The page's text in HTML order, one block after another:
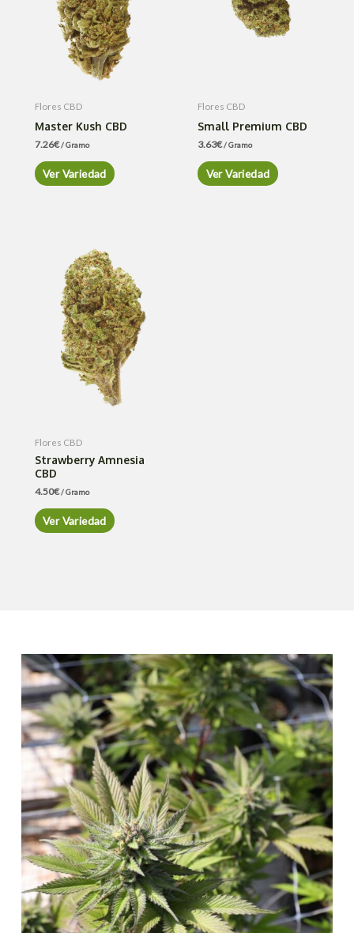
Flores CBD
Master Kush CBD
7.26€/ Gramo
Ver Variedad
Flores CBD
Small Premium CBD
3.63€/ Gramo
Ver Variedad
Flores CBD
Strawberry Amnesia
CBD
4.50€/ Gramo
Ver Variedad